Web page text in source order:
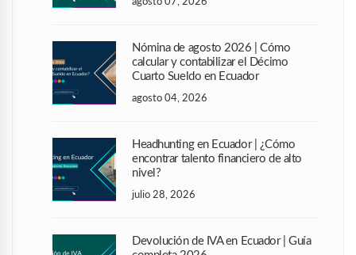
Nómina de agosto 2026 | Cómo
calcular y contabilizar el Décimo
Cuarto Sueldo en Ecuador
agosto 04, 2026
Headhunting en Ecuador | ¿Cómo
encontrar talento financiero de alto
nivel?
julio 28, 2026
Devolución de IVA en Ecuador | Guía